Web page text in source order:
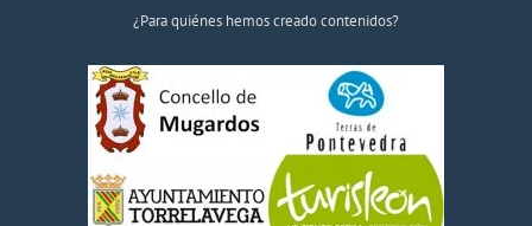
¿Para quiénes hemos creado contenidos?